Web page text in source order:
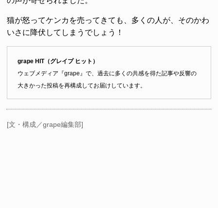
猫が怒ってケンカを売ってきても、多くの人が、そのかわ
いさに降伏してしまうでしょう！
grape HIT（グレイプ ヒット）
ウェブメディア『grape』で、過去に多くの共感を得た記事や反響の
大きかった投稿を再構成してお届けしています。
[文・構成／grape編集部]